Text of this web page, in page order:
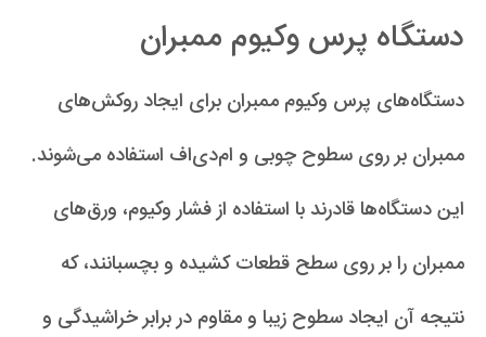
دستگاه‌ پرس وکیوم ممبران
دستگاه‌های پرس وکیوم ممبران برای ایجاد روکش‌های
ممبران بر روی سطوح چوبی و ام‌دی‌اف استفاده می‌شوند.
این دستگاه‌ها قادرند با استفاده از فشار وکیوم، ورق‌های
ممبران را بر روی سطح قطعات کشیده و بچسبانند، که
نتیجه آن ایجاد سطوح زیبا و مقاوم در برابر خراشیدگی و